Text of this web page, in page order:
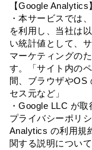
【Google Analytics
・本サービスでは
を利用し、当社は
い統計値として、
マーケティングの
す。「サイト内の
間、ブラウザやOS
セス元など」
・Google LLC が
プライバシーポリ
Analytics の利用規
関する説明につい